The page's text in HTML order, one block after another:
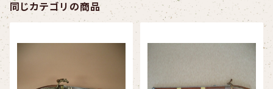
同じカテゴリの商品